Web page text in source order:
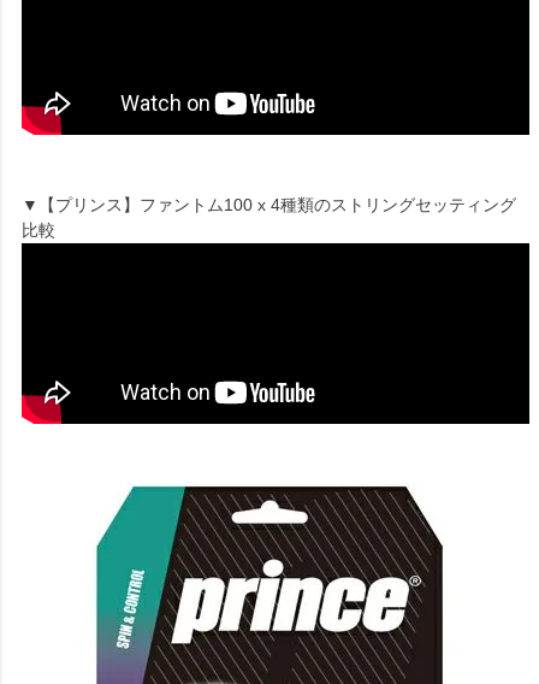
▼【プリンス】ファントム100 x 4種類のストリングセッティング
比較